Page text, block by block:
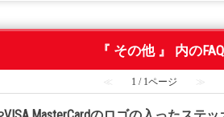
『 その他 』 内のFAQ
≪ 1 / 1ページ ≫